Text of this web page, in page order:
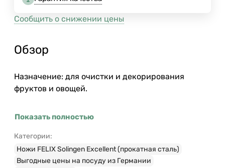
Сообщить о снижении цены
Обзор
Назначение: для очистки и декорирования
фруктов и овощей.
Показать полностью
Категории:
Ножи FELIX Solingen Excellent (прокатная сталь)
Выгодные цены на посуду из Германии